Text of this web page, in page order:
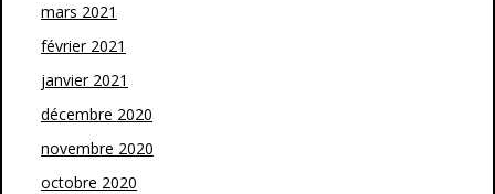
mars 2021
février 2021
janvier 2021
décembre 2020
novembre 2020
octobre 2020